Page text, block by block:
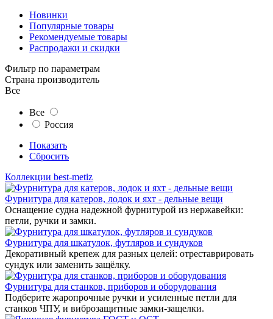
Новинки
Популярные товары
Рекомендуемые товары
Распродажи и скидки
Фильтр по параметрам
Страна производитель
Все
Все
Россия
Показать
Сбросить
Коллекции best-metiz
Фурнитура для катеров, лодок и яхт - дельные вещи
Оснащение судна надежной фурнитурой из нержавейки:
петли, ручки и замки.
Фурнитура для шкатулок, футляров и сундуков
Декоративный крепеж для разных целей: отреставрировать
сундук или заменить защёлку.
Фурнитура для станков, приборов и оборудования
Подберите жаропрочные ручки и усиленные петли для
станков ЧПУ, и виброзащитные замки-защелки.